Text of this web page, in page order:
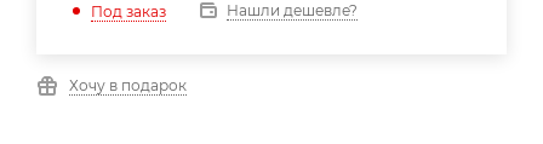
Под заказ Нашли дешевле?
Хочу в подарок